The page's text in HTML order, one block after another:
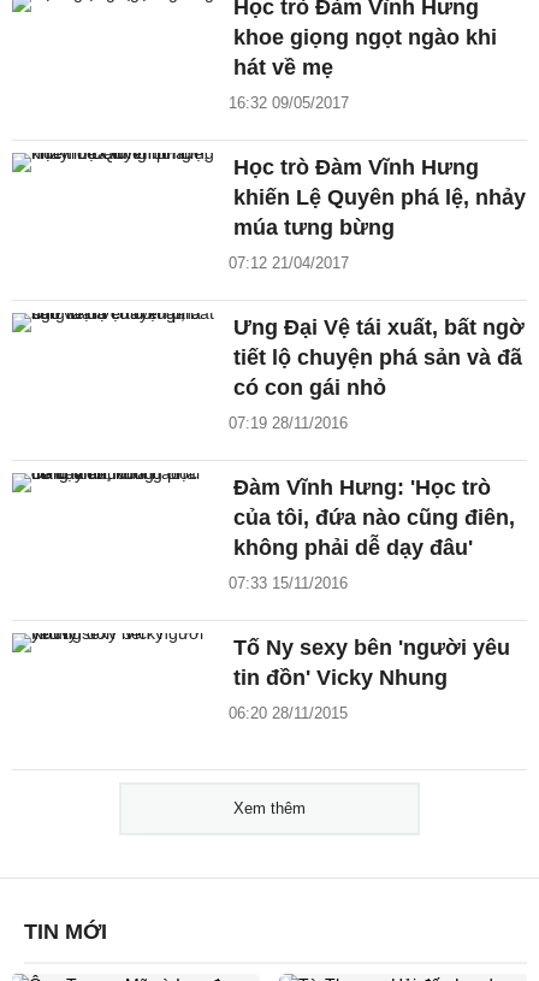
Học trò Đàm Vĩnh Hưng
khoe giọng ngọt ngào khi
hát về mẹ
16:32 09/05/2017
Học trò Đàm Vĩnh Hưng
khiến Lệ Quyên phá lệ, nhảy
múa tưng bừng
07:12 21/04/2017
Ưng Đại Vệ tái xuất, bất ngờ
tiết lộ chuyện phá sản và đã
có con gái nhỏ
07:19 28/11/2016
Đàm Vĩnh Hưng: 'Học trò
của tôi, đứa nào cũng điên,
không phải dễ dạy đâu'
07:33 15/11/2016
Tố Ny sexy bên 'người yêu
tin đồn' Vicky Nhung
06:20 28/11/2015
Xem thêm
TIN MỚI